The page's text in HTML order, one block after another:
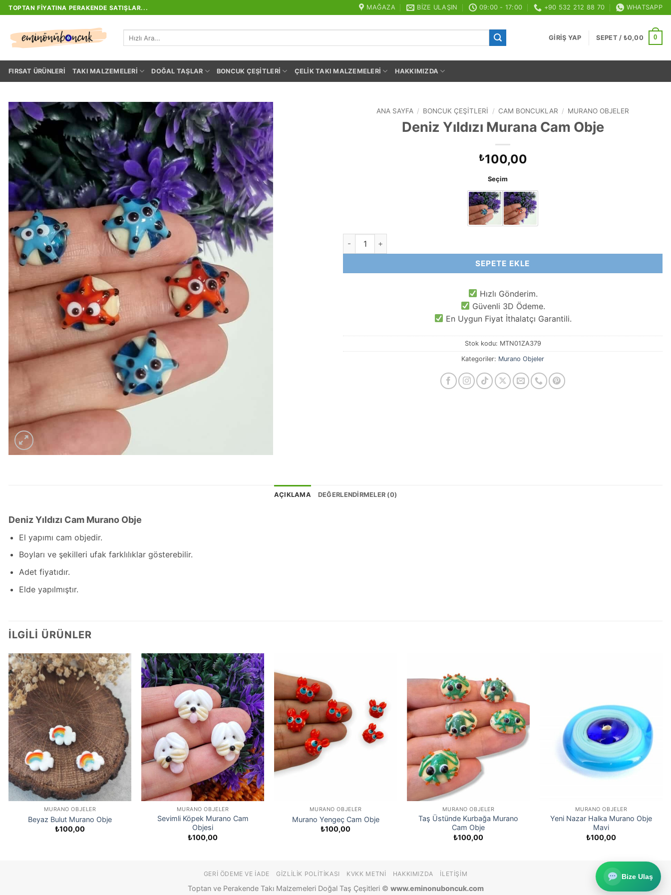
İçeriğe
atla
TOPTAN FIYATINA PERAKENDE SATIŞLAR... MAĞAZA BIZE ULAŞIN 09:00 - 17:00 +90 532 212 88 70 WHATSAPP
GIRIŞ YAP SEPET / ₺0,00 0
FIRSAT ÜRÜNLERI TAKI MALZEMELERI DOĞAL TAŞLAR BONCUK ÇEŞITLERI ÇELIK TAKI MALZEMELERI HAKKIMIZDA
ANA SAYFA / BONCUK ÇEŞITLERI / CAM BONCUKLAR / MURANO OBJELER
Deniz Yıldızı Murana Cam Obje
₺100,00
Seçim
Deniz Yıldızı Murana Cam Obje adet
SEPETE EKLE
Hızlı Gönderim.
Güvenli 3D Ödeme.
En Uygun Fiyat İthalatçı Garantili.
Stok kodu: MTN01ZA379
Kategoriler: Murano Objeler
AÇIKLAMA DEĞERLENDIRMELER (0)
Deniz Yıldızı Cam Murano Obje
El yapımı cam objedir.
Boyları ve şekilleri ufak farklılıklar gösterebilir.
Adet fiyatıdır.
Elde yapılmıştır.
İLGILI ÜRÜNLER
MURANO OBJELER
Beyaz Bulut Murano Obje
₺100,00
MURANO OBJELER
Sevimli Köpek Murano Cam
Objesi
₺100,00
MURANO OBJELER
Murano Yengeç Cam Obje
₺100,00
MURANO OBJELER
Taş Üstünde Kurbağa Murano
Cam Obje
₺100,00
MURANO OBJELER
Yeni Nazar Halka Murano Obje
Mavi
₺100,00
GERI ÖDEME VE İADE GIZLILIK POLITIKASI KVKK METNI HAKKIMIZDA İLETIŞIM
Toptan ve Perakende Takı Malzemeleri Doğal Taş Çeşitleri © www.eminonuboncuk.com
Bize Ulaş